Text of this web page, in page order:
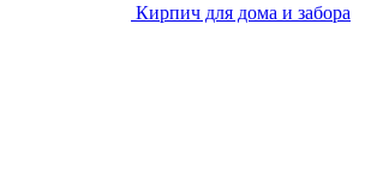
Кирпич для дома и забора